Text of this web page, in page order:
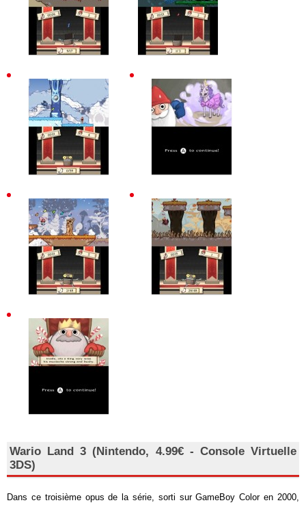
Wario Land 3 (Nintendo, 4.99€ - Console Virtuelle
3DS)
Dans ce troisième opus de la série, sorti sur GameBoy Color en 2000,